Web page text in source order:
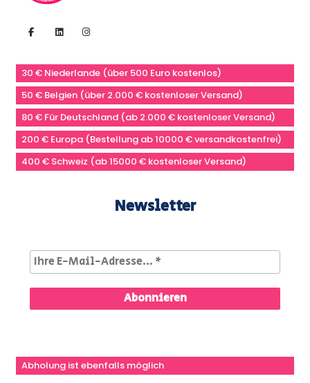
30 € Niederlande (über 500 Euro kostenlos)
50 € Belgien (über 2.000 € kostenloser Versand)
80 € Für Deutschland (ab 2.000 € kostenloser Versand)
200 € Europa (Bestellung ab 10000 € versandkostenfrei)
400 € Schweiz (ab 15000 € kostenloser Versand)
Newsletter
Abholung ist ebenfalls möglich